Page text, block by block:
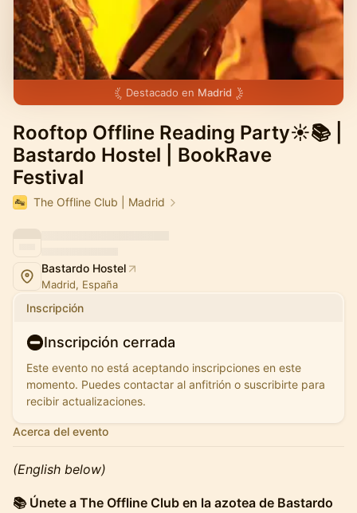
Destacado en Madrid
Rooftop Offline Reading Party☀️📚 |
Bastardo Hostel | BookRave
Festival
The Offline Club | Madrid
Bastardo Hostel
Madrid, España
Inscripción
Inscripción cerrada
Este evento no está aceptando inscripciones en este
momento. Puedes contactar al anfitrión o suscribirte para
recibir actualizaciones.
Acerca del evento
(English below)
📚 Únete a The Offline Club en la azotea de Bastardo